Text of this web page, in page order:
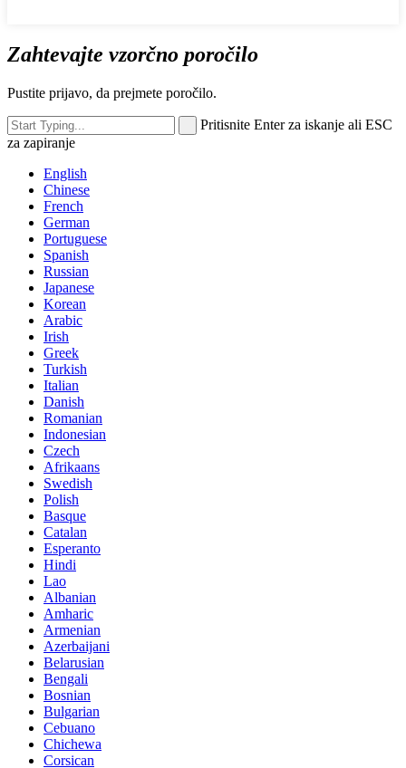
Zahtevajte vzorčno poročilo
Pustite prijavo, da prejmete poročilo.
Pritisnite Enter za iskanje ali ESC
za zapiranje
English
Chinese
French
German
Portuguese
Spanish
Russian
Japanese
Korean
Arabic
Irish
Greek
Turkish
Italian
Danish
Romanian
Indonesian
Czech
Afrikaans
Swedish
Polish
Basque
Catalan
Esperanto
Hindi
Lao
Albanian
Amharic
Armenian
Azerbaijani
Belarusian
Bengali
Bosnian
Bulgarian
Cebuano
Chichewa
Corsican